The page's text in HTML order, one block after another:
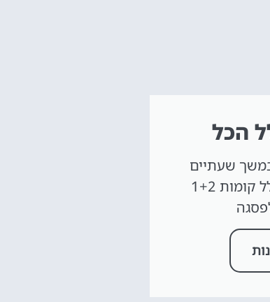
הכל
שעתיים
במגדל אייפל כולל קומות 1+2